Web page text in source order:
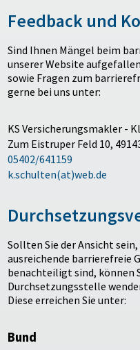
Feedback und
Sind Ihnen Mängel beim
unserer Website
sowie Fragen zum
gerne bei uns unter:
KS Versicherungsmakler -
Zum Eistruper Feld 10,
05402/641159
k.schulten(at)web.de
Sollten Sie der Ansicht
ausreichende barrierefreie
benachteiligt sind, können
Durchsetzungsstelle
Diese erreichen Sie unter:
Bund